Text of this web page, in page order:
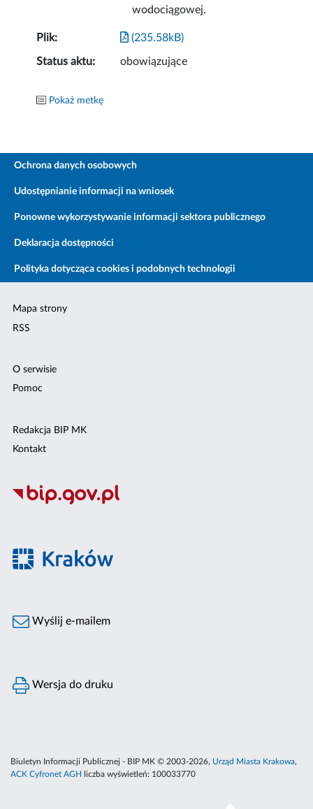
wodociągowej.
Plik: (235.58kB)
Status aktu: obowiązujące
Pokaż metkę
Ochrona danych osobowych
Udostępnianie informacji na wniosek
Ponowne wykorzystywanie informacji sektora publicznego
Deklaracja dostępności
Polityka dotycząca cookies i podobnych technologii
Mapa strony
RSS
O serwisie
Pomoc
Redakcja BIP MK
Kontakt
Wyślij e-mailem
Wersja do druku
Biuletyn Informacji Publicznej - BIP MK © 2003-2026, Urząd Miasta Krakowa,
ACK Cyfronet AGH
liczba wyświetleń: 100033770